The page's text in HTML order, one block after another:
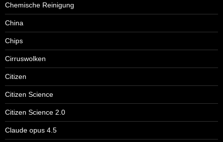
Chemische Reinigung
China
Chips
Cirruswolken
Citizen
Citizen Science
Citizen Science 2.0
Claude opus 4.5